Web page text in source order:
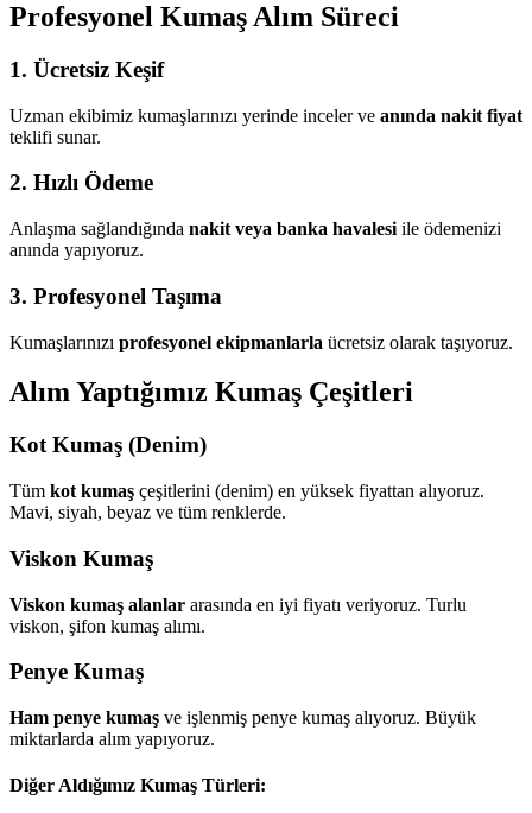
Profesyonel Kumaş Alım Süreci
1. Ücretsiz Keşif
Uzman ekibimiz kumaşlarınızı yerinde inceler ve anında nakit fiyat
teklifi sunar.
2. Hızlı Ödeme
Anlaşma sağlandığında nakit veya banka havalesi ile ödemenizi
anında yapıyoruz.
3. Profesyonel Taşıma
Kumaşlarınızı profesyonel ekipmanlarla ücretsiz olarak taşıyoruz.
Alım Yaptığımız Kumaş Çeşitleri
Kot Kumaş (Denim)
Tüm kot kumaş çeşitlerini (denim) en yüksek fiyattan alıyoruz.
Mavi, siyah, beyaz ve tüm renklerde.
Viskon Kumaş
Viskon kumaş alanlar arasında en iyi fiyatı veriyoruz. Turlu
viskon, şifon kumaş alımı.
Penye Kumaş
Ham penye kumaş ve işlenmiş penye kumaş alıyoruz. Büyük
miktarlarda alım yapıyoruz.
Diğer Aldığımız Kumaş Türleri: